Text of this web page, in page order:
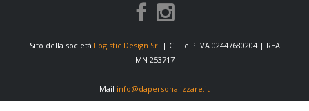
Sito della società Logistic Design Srl | C.F. e P.IVA 02447680204 | REA
MN 253717
Mail info@dapersonalizzare.it